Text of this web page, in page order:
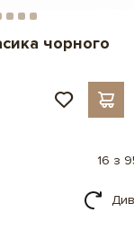
чорного
16 з